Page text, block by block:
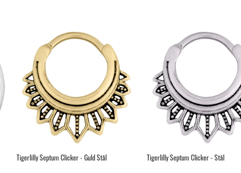
Tigerlilly Septum Clicker - Guld Stål Tigerlilly Septum Clicker - Stål